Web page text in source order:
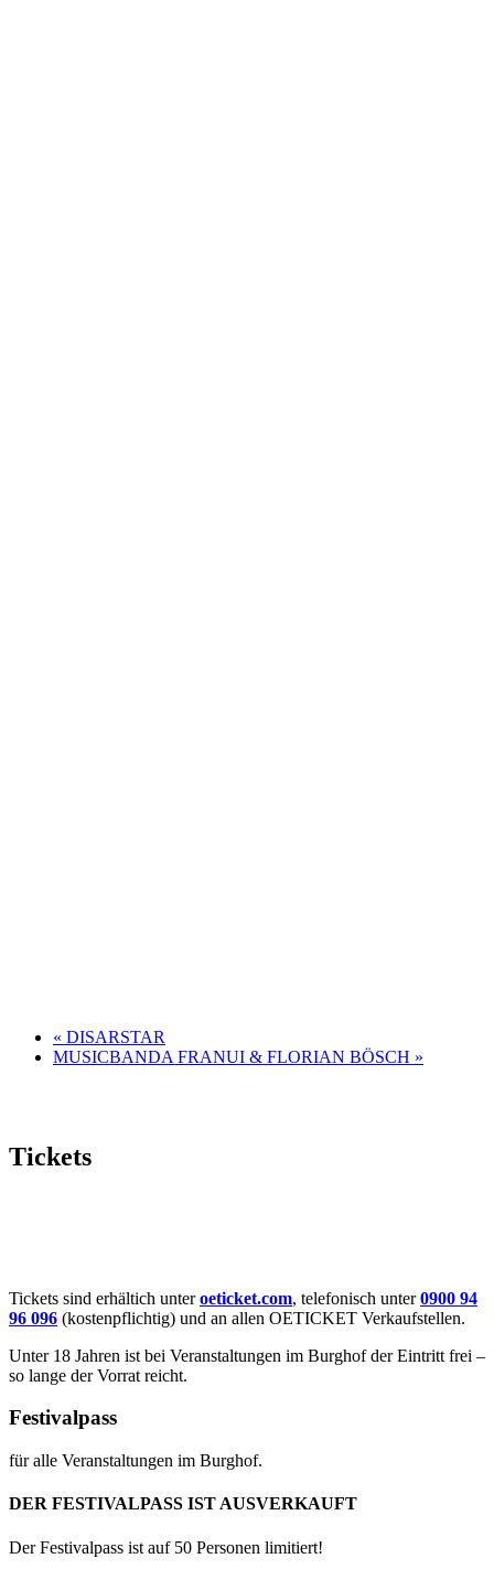
« DISARSTAR
MUSICBANDA FRANUI & FLORIAN BÖSCH »
Tickets
Tickets sind erhältich unteroeticket.com, telefonisch unter0900 94
96 096 (kostenpflichtig) und an allen OETICKET Verkaufstellen.
Unter 18 Jahren ist bei Veranstaltungen im Burghof der Eintritt frei –
so lange der Vorrat reicht.
Festivalpass
für alle Veranstaltungen im Burghof.
DER FESTIVALPASS IST AUSVERKAUFT
Der Festivalpass ist auf 50 Personen limitiert!